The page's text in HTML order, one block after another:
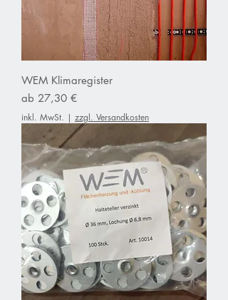
WEM Klimaregister
ab 27,30 €
Sale-Preis
inkl. MwSt. | zzgl. Versandkosten